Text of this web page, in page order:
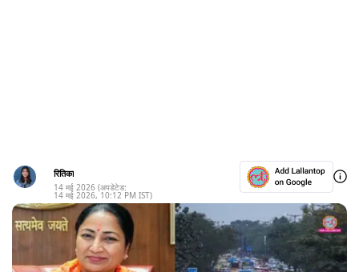
रितिका
14 मई 2026 (अपडेटेड:
14 मई 2026, 10:12 PM IST)